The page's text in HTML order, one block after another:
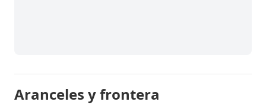
Aranceles y frontera